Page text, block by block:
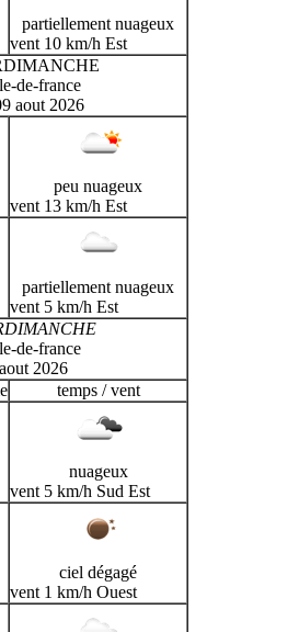
partiellement nuageux
vent 10 km/h Est
de-france
aout 2026
peu nuageux
vent 13 km/h Est
partiellement nuageux
vent 5 km/h Est
de-france
2026
temps / vent
nuageux
vent 5 km/h Sud Est
ciel dégagé
vent 1 km/h Ouest